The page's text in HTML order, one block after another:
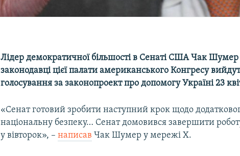
Лідер демократичної більшості в Сенаті США Чак
законодавці цієї палати американського Конгресу
голосування за законопроект про допомогу Україні 23
«Сенат готовий зробити наступний крок щодо
національну безпеку… Сенат домовився завершити
у вівторок», –написав Чак Шумер у мережі Х.